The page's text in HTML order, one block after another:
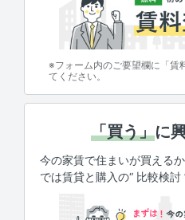
※フォーム内のご要望欄に「賃
てください。
「買う」に
今の家賃で住まいが買える
では賃貸と購入の“ 比較検討